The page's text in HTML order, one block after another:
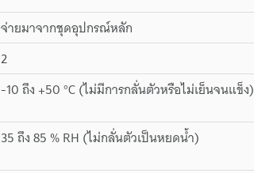
จ่ายมาจากชุดอุปกรณ์หลัก
2
-10 ถึง +50 °C (ไม่มีการกลั่นตัวหรือไม่เย็นจนแข็ง)
35 ถึง 85 % RH (ไม่กลั่นตัวเป็นหยดน้ำ)